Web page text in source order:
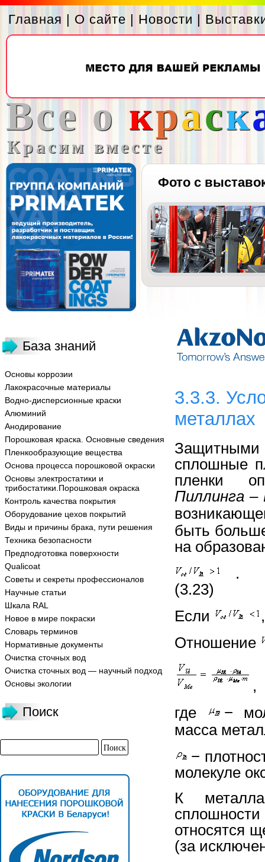
Главная | О сайте | Новости |
Все о краск
Красим вместе
Фото с
База знаний
Основы коррозии
Лакокрасочные материалы
Водно-дисперсионные краски
Алюминий
Анодирование
Порошковая краска. Основные сведения
Пленкообразующие вещества
Основа процесса порошковой окраски
Основы электростатики и
трибостатики.Порошковая окраска
Контроль качества покрытия
Оборудование цехов покрытий
Виды и причины брака, пути решения
Техника безопасности
Предподготовка поверхности
Qualicoat
Советы и секреты профессионалов
Научные статьи
Шкала RAL
Новое в мире покраски
Словарь терминов
Нормативные документы
Очистка сточных вод
Очистка сточных вод — научный подход
Основы экологии
Поиск
3.3.3.
металлах
сплошные
пленки
Пиллинга –
быть
на
(3.23)
Если
Отношение
где
−
масса
−
молекуле
К
относятся
(за